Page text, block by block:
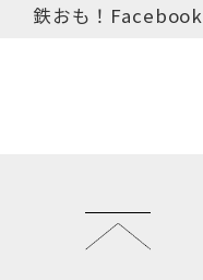
鉄おも！Facebook